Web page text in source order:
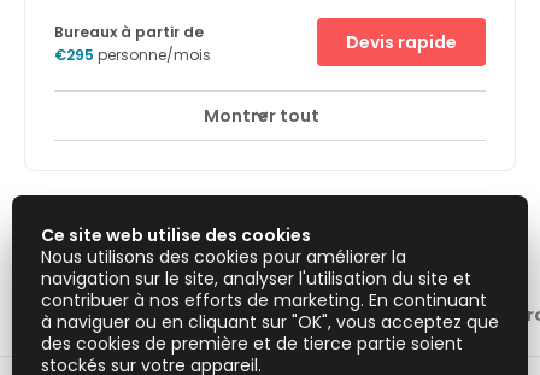
Accès 24 heures sur 24 Espaces de détente
on-site car park for you to park your car during working
hours. Buses run through the area frequently and the
nearest train station is a short 10-minute walk away.
There is an on-site cafe in the building but you can also
grab a bite to eat from one of the food outlets that can be
found within walking distance of the business centre.
Bureaux à partir de
€295 personne/mois
Devis rapide
Montrer tout
1 2
Espace de bureau à proximité Espace de coworking à
Ce site web utilise des cookies
Nous utilisons des cookies pour améliorer la
navigation sur le site, analyser l'utilisation du site et
contribuer à nos efforts de marketing. En continuant
à naviguer ou en cliquant sur "OK", vous acceptez que
des cookies de première et de tierce partie soient
stockés sur votre appareil.